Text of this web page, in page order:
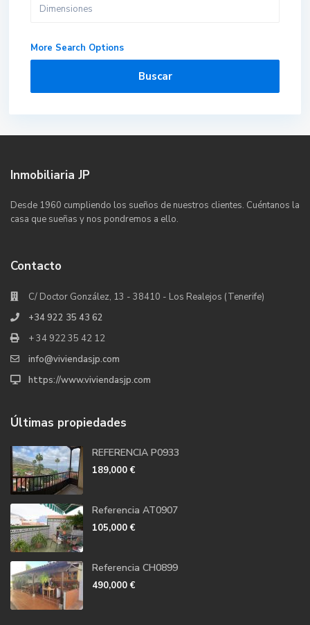
More Search Options
Buscar
Inmobiliaria JP
Desde 1960 cumpliendo los sueños de nuestros clientes. Cuéntanos la
casa que sueñas y nos pondremos a ello.
Contacto
C/ Doctor González, 13 - 38410 - Los Realejos (Tenerife)
+34 922 35 43 62
+ 34 922 35 42 12
info@viviendasjp.com
https://www.viviendasjp.com
Últimas propiedades
REFERENCIA P0933
189,000 €
Referencia AT0907
105,000 €
Referencia CH0899
490,000 €